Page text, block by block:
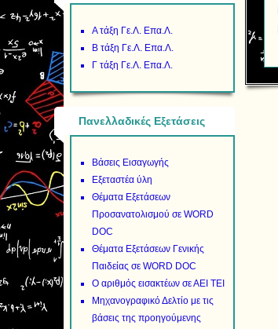
Α τάξη Γε.Λ. Επα.Λ.
Β τάξη Γε.Λ. Επα.Λ.
Γ τάξη Γε.Λ. Επα.Λ.
Πανελλαδικές Εξετάσεις
Βάσεις Εισαγωγής
Εξεταστέα ύλη
Θέματα Εξετάσεων
Προσανατολισμού σε WORD
DOC
Θέματα Εξετάσεων Γενικής
Παιδείας σε WORD DOC
Ο αριθμός εισακτέων σε ΑΕΙ ΤΕΙ
Μηχανογραφικό Δελτίο με τις
βάσεις της προηγούμενης